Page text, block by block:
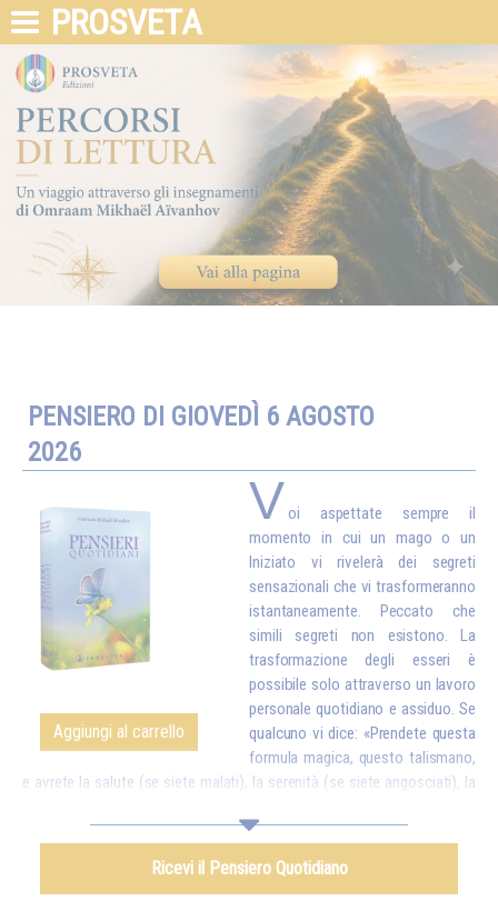
PROSVETA
PENSIERO DI GIOVEDÌ 6 AGOSTO
2026
Aggiungi al carrello
Voi aspettate sempre il
momento in cui un mago o un
Iniziato vi rivelerà dei segreti
sensazionali che vi trasformeranno
istantaneamente. Peccato che
simili segreti non esistono. La
trasformazione degli esseri è
possibile solo attraverso un lavoro
personale quotidiano e assiduo. Se
qualcuno vi dice: «Prendete questa
formula magica, questo talismano,
e avrete la salute (se siete malati), la serenità (se siete angosciati), la
che ha interesse a ingannarvi. Invece, un vero Iniziato vi dirà: «Figli miei,
tutto è possibile, ma solo se fate degli sforzi. A quel punto, ciò che
avrete ottenuto sarà talmente stabile che nessuno potrà togliervelo». E
Ricevi il Pensiero Quotidiano